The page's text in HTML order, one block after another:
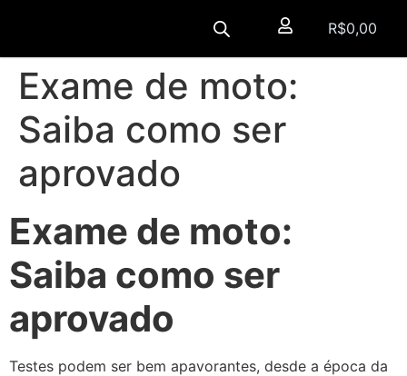
R$0,00
Exame de moto:
Saiba como ser
aprovado
Exame de moto:
Saiba como ser
aprovado
Testes podem ser bem apavorantes, desde a época da